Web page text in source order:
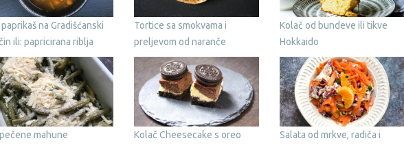
paprikaš na Gradišćanski
ili: papricirana riblja
Tortice sa smokvama i
preljevom od naranče
Kolač od bundeve ili tikve
Hokkaido
mahune
Kolač Cheesecake s oreo
Salata od mrkve, radiča i